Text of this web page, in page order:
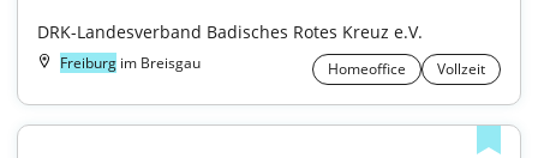
DRK-Landesverband Badisches Rotes Kreuz e.V.
Freiburg im Breisgau Homeoffice Vollzeit